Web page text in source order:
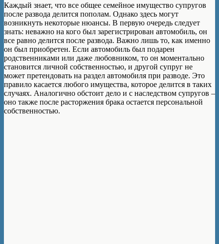
Каждый знает, что все общее семейное имущество супругов
после развода делится пополам. Однако здесь могут
возникнуть некоторые нюансы. В первую очередь следует
знать: неважно на кого был зарегистрирован автомобиль, он
все равно делится после развода. Важно лишь то, как именно
он был приобретен. Если автомобиль был подарен
родственниками или даже любовником, то он моментально
становится личной собственностью, и другой супруг не
может претендовать на раздел автомобиля при разводе. Это
правило касается любого имущества, которое делится в таких
случаях. Аналогично обстоит дело и с наследством супругов –
оно также после расторжения брака остается персональной
собственностью.